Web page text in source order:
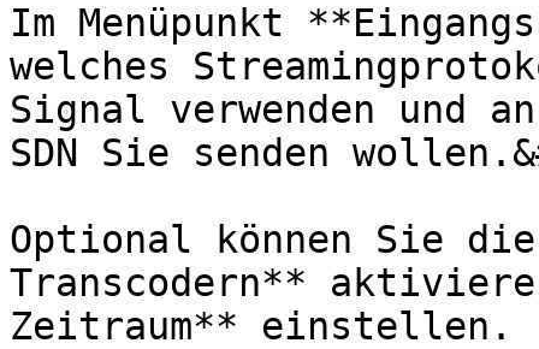
Im Menüpunkt
welches
Signal verwenden und
SDN Sie senden
Optional können Sie
Transcodern**
Zeitraum** einstellen.